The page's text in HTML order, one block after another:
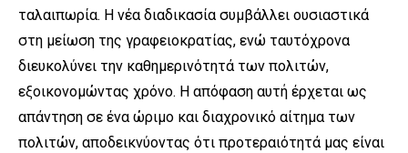
ταλαιπωρία. Η νέα διαδικασία συμβάλλει ουσιαστικά
στη μείωση της γραφειοκρατίας, ενώ ταυτόχρονα
διευκολύνει την καθημερινότητά των πολιτών,
εξοικονομώντας χρόνο. Η απόφαση αυτή έρχεται ως
απάντηση σε ένα ώριμο και διαχρονικό αίτημα των
πολιτών, αποδεικνύοντας ότι προτεραιότητά μας είναι